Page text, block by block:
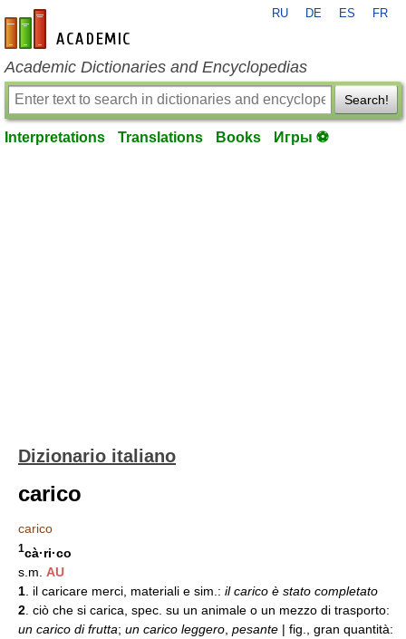
en-academic.com
RU DE ES FR
Academic Dictionaries and Encyclopedias
Search!
Interpretations Translations Books Игры ⚽
Dizionario italiano
carico
carico
1cà·ri·co
s.m. AU
1 . il caricare merci, materiali e sim.: il carico è stato completato
2 . ciò che si carica, spec. su un animale o un mezzo di trasporto:
un carico di frutta; un carico leggero pesante | fig., gran quantità: